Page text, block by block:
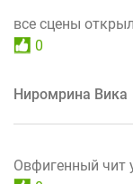
все сцены
0
Ниромрина Вика
Овфигенный чит